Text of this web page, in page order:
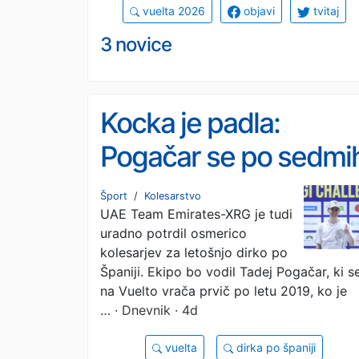
vuelta 2026 objavi tvitaj
3 novice
Kocka je padla:
Pogačar se po
letih vrača na
pentljo
Šport / Kolesarstvo
UAE Team Emirates-XRG je tudi
uradno potrdil osmerico
kolesarjev za letošnjo dirko po
Španiji. Ekipo bo vodil Tadej Pogačar, ki
na Vuelto vrača prvič po letu 2019, ko je
… · Dnevnik · 4d
vuelta dirka po španiji